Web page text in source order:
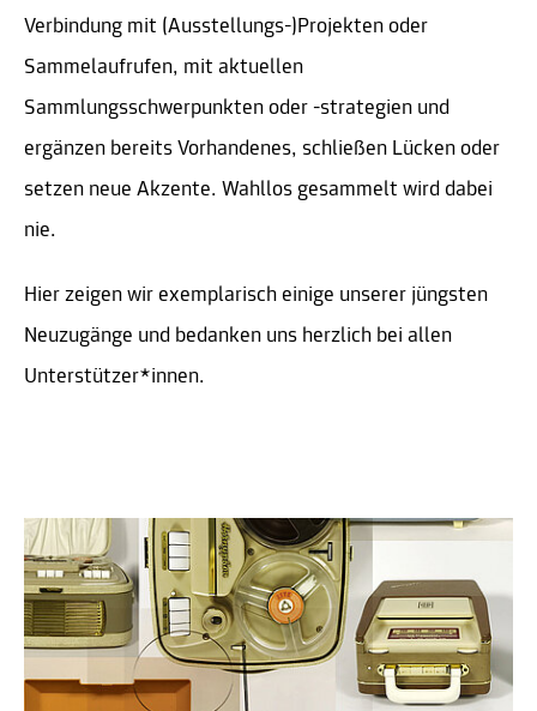
Verbindung mit (Ausstellungs-)Projekten oder
Sammelaufrufen, mit aktuellen
Sammlungsschwerpunkten oder -strategien und
ergänzen bereits Vorhandenes, schließen Lücken oder
setzen neue Akzente. Wahllos gesammelt wird dabei
nie.
Hier zeigen wir exemplarisch einige unserer jüngsten
Neuzugänge und bedanken uns herzlich bei allen
Unterstützer*innen.